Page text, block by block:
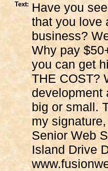
Text: Have you
that you love
business?
Why pay
you can get
THE COST?
development
big or small.
my
Senior Web
Island Drive